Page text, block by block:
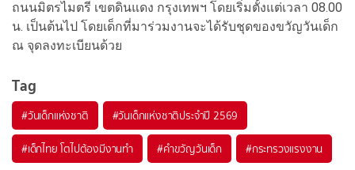
ถนนมิตรไมตรี เขตดินแดง กรุงเทพฯ โดยเริ่มตั้งแต่เวลา 08.00
น. เป็นต้นไป โดยเด็กที่มาร่วมงานจะได้รับชุดของขวัญวันเด็ก
ณ จุดลงทะเบียนด้วย
Tag
#วันเด็กแห่งชาติ #วันเด็กแห่งชาติประจำปี 2569
#เด็กไทย โตไปต้องมีงานทำ #คำขวัญวันเด็ก #กระทรวงแรงงาน